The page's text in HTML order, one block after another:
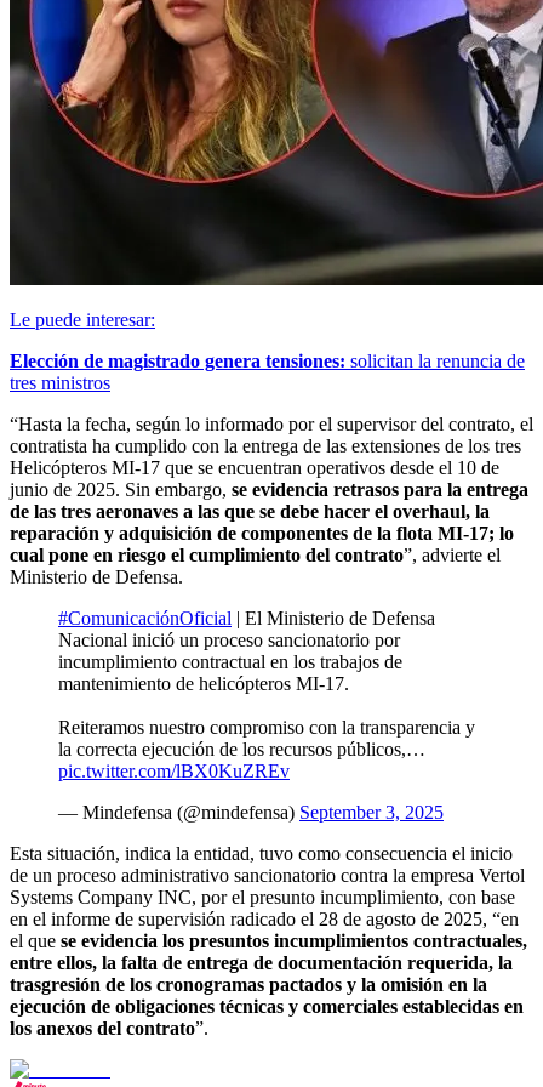
Le puede interesar:
Elección de magistrado genera tensiones: solicitan la renuncia de
tres ministros
“Hasta la fecha, según lo informado por el supervisor del contrato, el
contratista ha cumplido con la entrega de las extensiones de los tres
Helicópteros MI-17 que se encuentran operativos desde el 10 de
junio de 2025. Sin embargo, se evidencia retrasos para la entrega
de las tres aeronaves a las que se debe hacer el overhaul, la
reparación y adquisición de componentes de la flota MI-17; lo
cual pone en riesgo el cumplimiento del contrato”, advierte el
Ministerio de Defensa.
#ComunicaciónOficial | El Ministerio de Defensa
Nacional inició un proceso sancionatorio por
incumplimiento contractual en los trabajos de
mantenimiento de helicópteros MI-17.
Reiteramos nuestro compromiso con la transparencia y
la correcta ejecución de los recursos públicos,…
pic.twitter.com/lBX0KuZREv
— Mindefensa (@mindefensa) September 3, 2025
Esta situación, indica la entidad, tuvo como consecuencia el inicio
de un proceso administrativo sancionatorio contra la empresa Vertol
Systems Company INC, por el presunto incumplimiento, con base
en el informe de supervisión radicado el 28 de agosto de 2025, “en
el que se evidencia los presuntos incumplimientos contractuales,
entre ellos, la falta de entrega de documentación requerida, la
trasgresión de los cronogramas pactados y la omisión en la
ejecución de obligaciones técnicas y comerciales establecidas en
los anexos del contrato”.